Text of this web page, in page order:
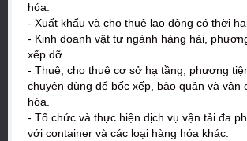
hóa.
- Xuất khẩu và cho thuê lao động có thời
- Kinh doanh vật tư ngành hàng hải,
xếp dỡ.
- Thuê, cho thuê cơ sở hạ tầng, phương
chuyên dùng để bốc xếp, bảo quản và vận
hóa.
- Tổ chức và thực hiện dịch vụ vận tải đa
với container và các loại hàng hóa khác.